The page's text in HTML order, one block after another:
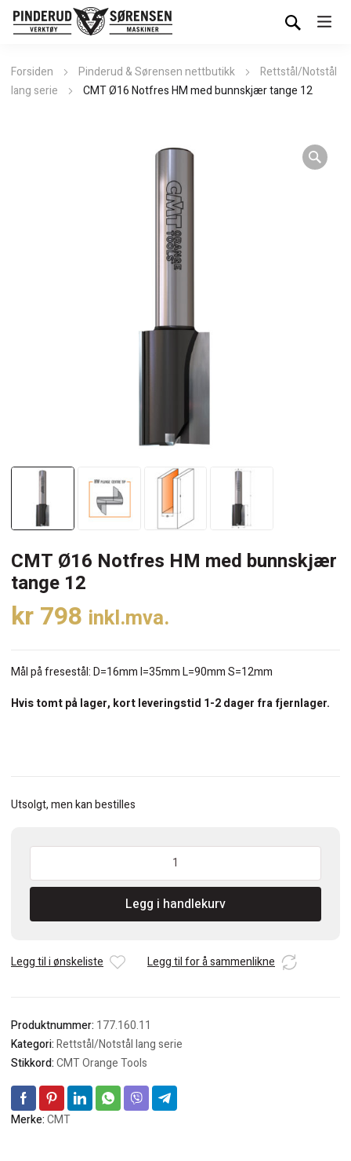
Forsiden Pinderud & Sørensen nettbutikk
Rettstål/Notstål
lang serie
CMT Ø16 Notfres HM med bunnskjær tange 12
CMT Ø16 Notfres HM med bunnskjær
tange 12
kr798 inkl.mva.
Mål på fresestål: D=16mm I=35mm L=90mm S=12mm
Hvis tomt på lager, kort leveringstid 1-2 dager fra fjernlager.
Utsolgt, men kan bestilles
CMT
Notfres
med
tange
Legg i handlekurv
Legg til i ønskeliste Legg til for å sammenlikne
Produktnummer: 177.160.11
Kategori:Rettstål/Notstål lang serie
Stikkord:CMT Orange Tools
Merke:CMT